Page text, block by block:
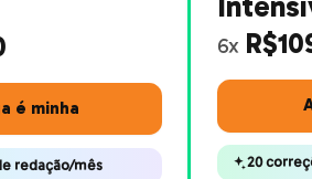
é minha
redação/mês
6x
20